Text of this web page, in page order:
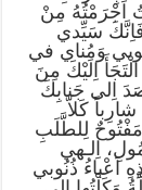
اَجْرَمْتُهُ مِنْ
سَيِّدي
وَمُناي في
اِلَيْكَ مِنَ
اِلى جَنابِكَ
كَلاّ
لِلطَّلَبِ
اِلـهي
اَعْباءُ ذُنُوبي